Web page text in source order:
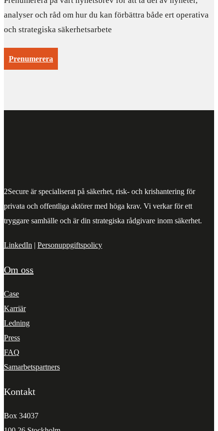
analyser och råd om hur du kan förbättra både ert operativa
och strategiska säkerhetsarbete
Prenumerera
2Secure är specialiserat på säkerhet, risk- och krishantering för
privata och offentliga aktörer med höga krav. Vi verkar för ett
tryggare samhälle och är din strategiska rådgivare inom säkerhet.
LinkedIn | Personuppgiftspolicy
Om oss
Case
Karriär
Ledning
Press
FAQ
Samarbetspartners
Kontakt
Box 34037